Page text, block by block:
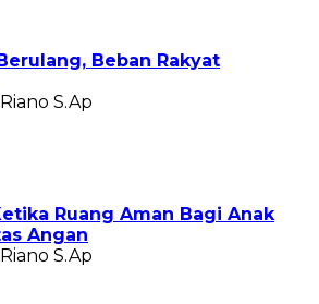
Beban Rakyat
S.Ap
Ruang Aman Bagi Anak
Angan
S.Ap